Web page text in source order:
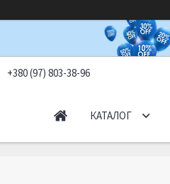
+380 (97) 803-38-96
КАТАЛОГ